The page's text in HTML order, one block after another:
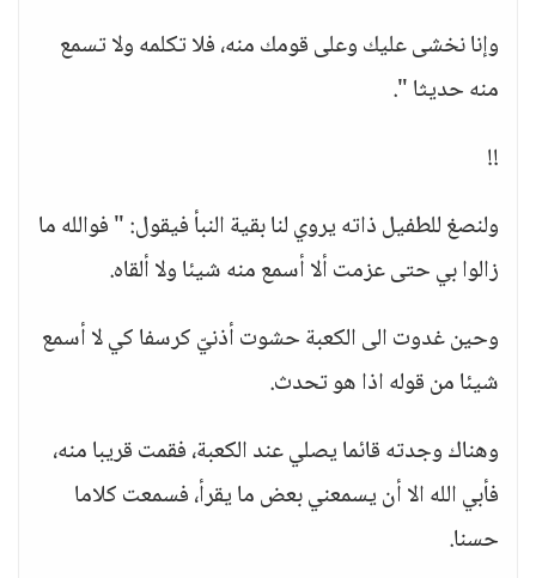
وإنا نخشى عليك وعلى قومك منه، فلا تكلمه ولا تسمع
منه حديثا ".
!!
ولنصغ للطفيل ذاته يروي لنا بقية النبأ فيقول: " فوالله ما
زالوا بي حتى عزمت ألا أسمع منه شيئا ولا ألقاه.
وحين غدوت الى الكعبة حشوت أذنيّ كرسفا كي لا أسمع
شيئا من قوله اذا هو تحدث.
وهناك وجدته قائما يصلي عند الكعبة، فقمت قريبا منه،
فأبي الله الا أن يسمعني بعض ما يقرأ، فسمعت كلاما
حسنا.